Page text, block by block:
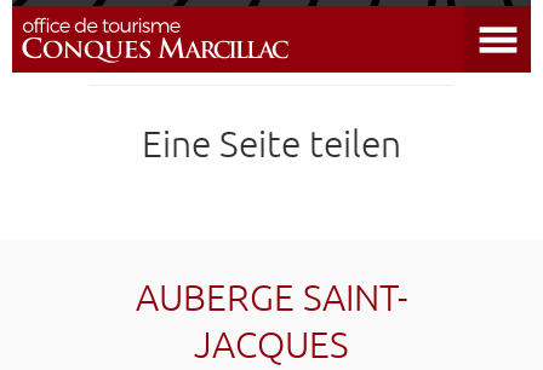
JAKOBSWEG
ANREISE
BILDUNGSREISEN GRUPPEN PRESSE
Eine Seite teilen
AUBERGE SAINT-
JACQUES